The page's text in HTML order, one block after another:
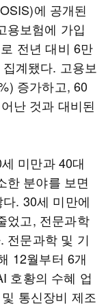
에 공개된
용보험에 가입
전년 대비 6만
계됐다. 고용보
증가하고, 60
난 것과 대비된
미만과 40대
한 분야를 보면
. 30세 미만에
었고, 전문과학
전문과학 및 기
12월부터 6개
호황의 수혜 업
통신장비 제조